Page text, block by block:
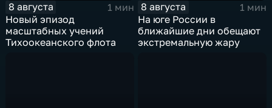
8 августа
1 мин
Новый эпизод
масштабных учений
Тихоокеанского флота
8 августа
1 мин
На юге России в
ближайшие дни обещают
экстремальную жару